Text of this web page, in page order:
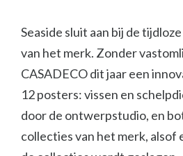
Seaside sluit aan bij de
van het merk. Zonder
CASADECO dit jaar een
12 posters: vissen en
door de ontwerpstudio, en
collecties van het merk, alsof